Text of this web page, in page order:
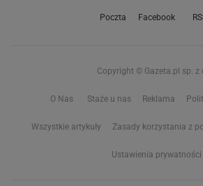
Poczta Facebook
Copyright © Gazeta.pl sp. z
O Nas Staże u nas Reklama
Wszystkie artykuły Zasady korzystania z
Ustawienia prywatności